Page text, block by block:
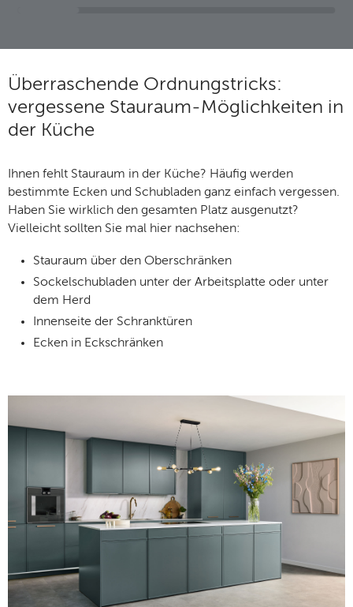
Überraschende Ordnungstricks:
vergessene Stauraum-Möglichkeiten in
der Küche
Ihnen fehlt Stauraum in der Küche? Häufig werden
bestimmte Ecken und Schubladen ganz einfach vergessen.
Haben Sie wirklich den gesamten Platz ausgenutzt?
Vielleicht sollten Sie mal hier nachsehen:
Stauraum über den Oberschränken
Sockelschubladen unter der Arbeitsplatte oder unter
dem Herd
Innenseite der Schranktüren
Ecken in Eckschränken